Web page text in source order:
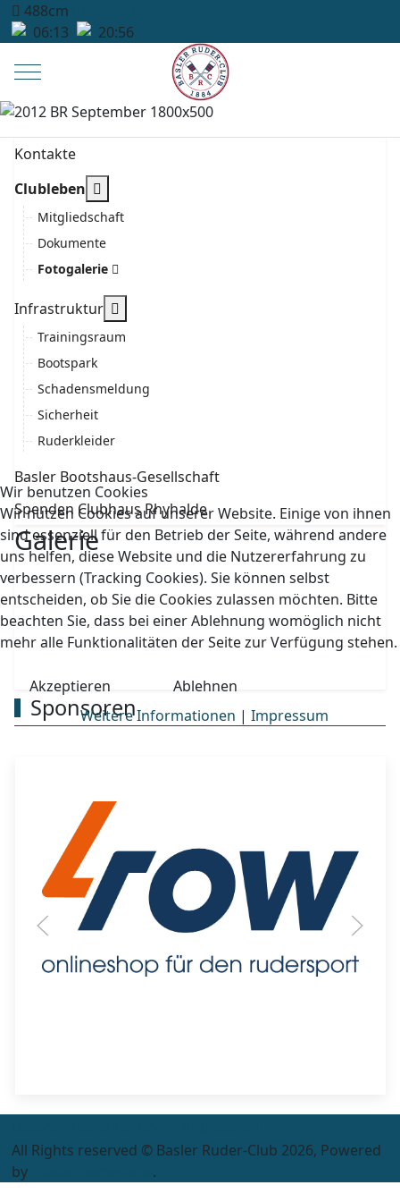
488cm
06:13
20:56
Mobile Menu Toggle
Kontakte
Clubleben
Mitgliedschaft
Dokumente
Fotogalerie
Infrastruktur
Trainingsraum
Bootspark
Schadensmeldung
Sicherheit
Ruderkleider
Basler Bootshaus-Gesellschaft
Spenden Clubhaus Rhyhalde
Galerie
Sponsoren
All Rights reserved © Basler Ruder-Club 2026, Powered
by
.
Wir benutzen Cookies
Wir nutzen Cookies auf unserer Website. Einige von ihnen
sind essenziell für den Betrieb der Seite, während andere
uns helfen, diese Website und die Nutzererfahrung zu
verbessern (Tracking Cookies). Sie können selbst
entscheiden, ob Sie die Cookies zulassen möchten. Bitte
beachten Sie, dass bei einer Ablehnung womöglich nicht
mehr alle Funktionalitäten der Seite zur Verfügung stehen.
Akzeptieren
Ablehnen
Weitere Informationen | Impressum